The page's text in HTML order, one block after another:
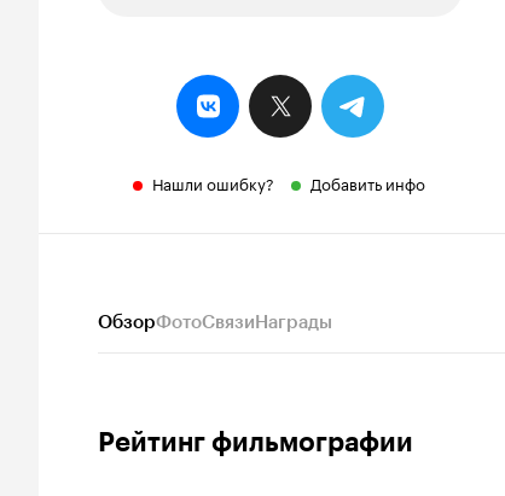
Нашли ошибку? Добавить инфо
ОбзорФотоСвязиНаграды
Рейтинг фильмографии